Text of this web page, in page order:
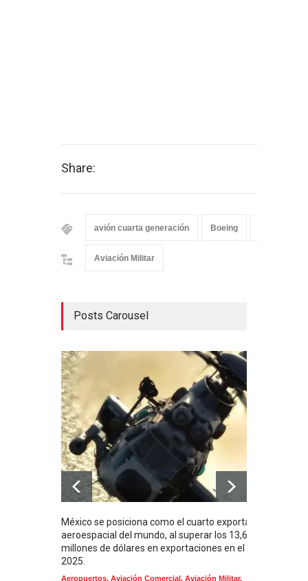
Share:
avión cuarta generación Boeing
Aviación Militar
Posts Carousel
México se posiciona como el cuarto exportador
aeroespacial del mundo, al superar los 13,600
millones de dólares en exportaciones en el
2025.
Aeropuertos, Aviación Comercial, Aviación Militar,